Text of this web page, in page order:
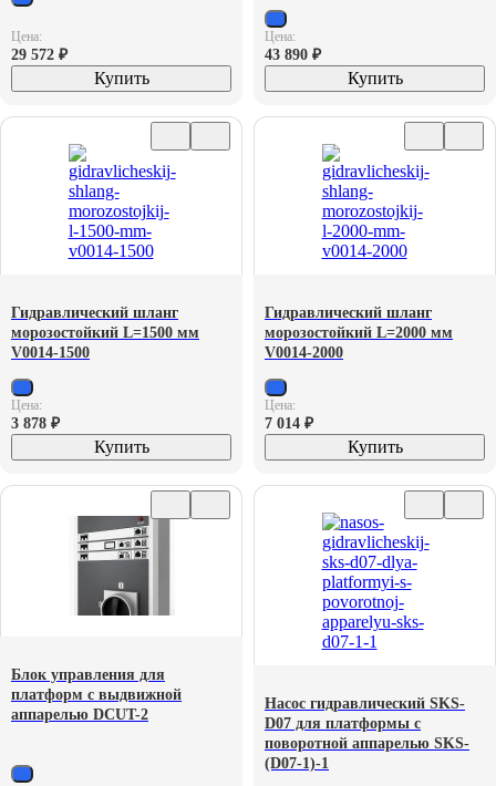
Цена:
29 572 ₽
Купить
Цена:
43 890 ₽
Купить
Гидравлический шланг
морозостойкий L=1500 мм
V0014-1500
Цена:
3 878 ₽
Купить
Гидравлический шланг
морозостойкий L=2000 мм
V0014-2000
Цена:
7 014 ₽
Купить
Блок управления для
платформ с выдвижной
аппарелью DCUT-2
Насос гидравлический SKS-
D07 для платформы с
поворотной аппарелью SKS-
(D07-1)-1